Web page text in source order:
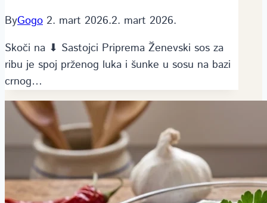
ByGogo 2. mart 2026.2. mart 2026.
Skoči na ⬇ Sastojci Priprema Ženevski sos za
ribu je spoj prženog luka i šunke u sosu na bazi
crnog…